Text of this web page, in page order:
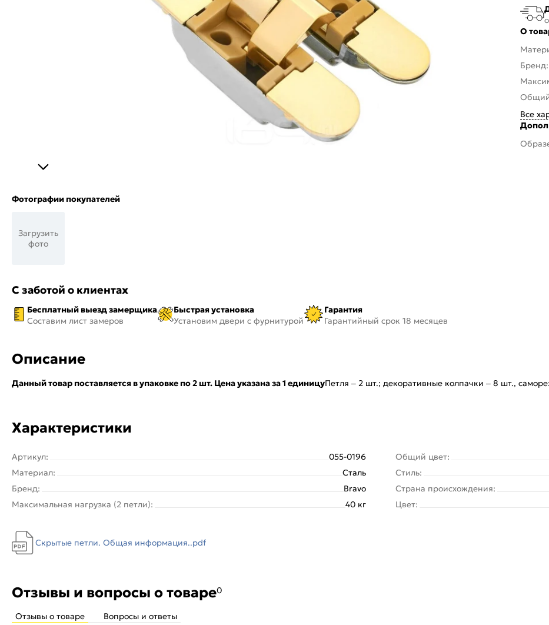
Фотографии покупателей
Загрузить
фото
С заботой о клиентах
Бесплатный выезд замерщика
Составим лист замеров
Быстрая установка
Установим двери с фурнитурой
Гарантия
Гарантийный срок 18 месяцев
О
Бренд:
Все
Описание
Данный товар поставляется в упаковке по 2 шт. Цена указана за 1 единицуПетля – 2 шт.; декоративные колпачки – 8 шт.,
Характеристики
Артикул:
055-0196
Материал:
Сталь
Бренд:
Bravo
Максимальная нагрузка (2 петли):
40 кг
Общий цвет:
Стиль:
Страна происхождения:
Цвет:
Скрытые петли. Общая информация..pdf
Отзывы и вопросы о товаре0
Отзывы о товаре Вопросы и ответы